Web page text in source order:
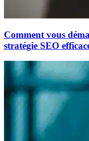
Comment vous
stratégie SEO